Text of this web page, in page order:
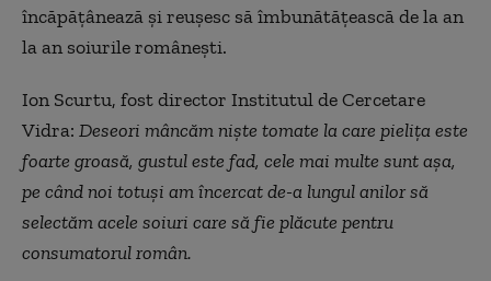
încăpățânează și reușesc să îmbunătățească de la an
la an soiurile românești.
Ion Scurtu, fost director Institutul de Cercetare
Vidra: Deseori mâncăm niște tomate la care pielița este
foarte groasă, gustul este fad, cele mai multe sunt așa,
pe când noi totuși am încercat de-a lungul anilor să
selectăm acele soiuri care să fie plăcute pentru
consumatorul român.